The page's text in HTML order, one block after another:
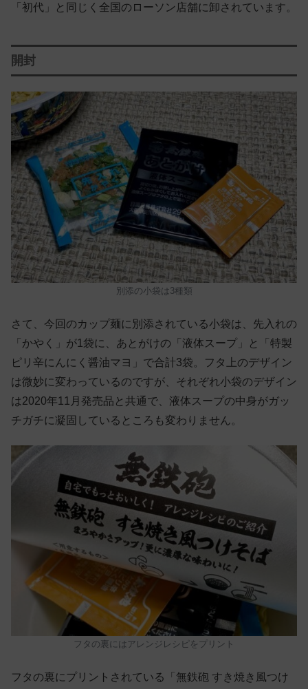
「初代」と同じく全国のローソン店舗に卸されています。
開封
別添の小袋は3種類
さて、今回のカップ麺に別添されている小袋は、先入れの
「かやく」が1袋に、あとがけの「液体スープ」と「特製
ピリ辛にんにく醤油マヨ」で合計3袋。フタ上のデザイン
は微妙に変わっているのですが、それぞれ小袋のデザイン
は2020年11月発売品と共通で、液体スープの中身がガッ
チガチに凝固しているところも変わりません。
フタの裏にはアレンジレシピをプリント
フタの裏にプリントされている「無鉄砲 すき焼き風つけ